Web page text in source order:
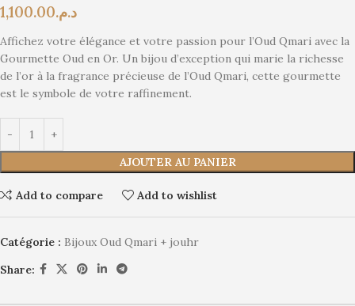
د.م.1,100.00
Affichez votre élégance et votre passion pour l’Oud Qmari avec la
Gourmette Oud en Or. Un bijou d’exception qui marie la richesse
de l’or à la fragrance précieuse de l’Oud Qmari, cette gourmette
est le symbole de votre raffinement.
AJOUTER AU PANIER
Add to compare Add to wishlist
Catégorie : Bijoux Oud Qmari + jouhr
Share: